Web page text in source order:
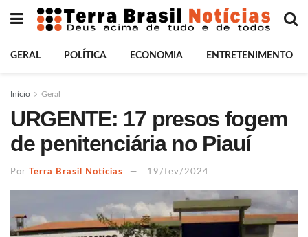
GERAL POLÍTICA ECONOMIA ENTRETENIMENTO
Início Geral
URGENTE: 17 presos fogem
de penitenciária no Piauí
Por Terra Brasil Notícias 19/fev/2024